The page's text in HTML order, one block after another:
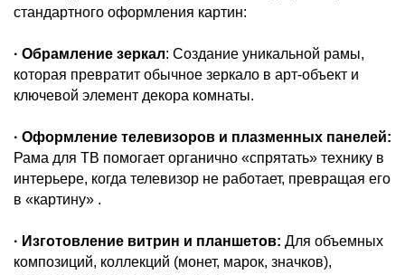
стандартного оформления картин:
· Обрамление зеркал: Создание уникальной рамы,
которая превратит обычное зеркало в арт-объект и
ключевой элемент декора комнаты.
· Оформление телевизоров и плазменных панелей:
Рама для ТВ помогает органично «спрятать» технику в
интерьере, когда телевизор не работает, превращая его
в «картину» .
· Изготовление витрин и планшетов: Для объемных
композиций, коллекций (монет, марок, значков),